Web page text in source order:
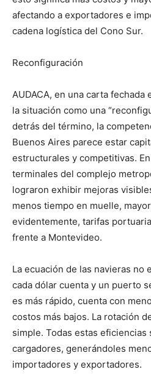
afectando a exportadores e
cadena logística del Cono Sur.
Reconfiguración
AUDACA, en una carta
la situación como una
detrás del término, la
Buenos Aires parece estar
estructurales y competitivas.
terminales del complejo
lograron exhibir mejoras
menos tiempo en muelle,
evidentemente, tarifas
frente a Montevideo.
La ecuación de las navieras no
cada dólar cuenta y un puerto
es más rápido, cuenta con
costos más bajos. La rotación
simple. Todas estas eficiencias
cargadores, generándoles
importadores y exportadores.